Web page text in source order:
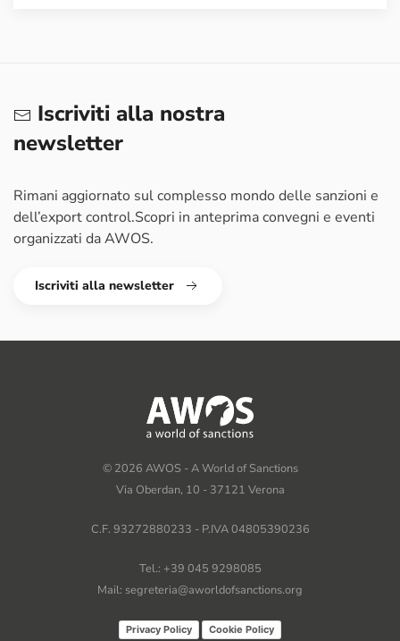
Iscriviti alla nostra
newsletter
Rimani aggiornato sul complesso mondo delle sanzioni e
dell’export control.Scopri in anteprima convegni e eventi
organizzati da AWOS.
Iscriviti alla newsletter
© 2026 AWOS - A World of Sanctions
Via Oberdan, 10 - 37121 Verona
C.F. 93272880233 - P.IVA 04805390236
Tel.: +39 045 9298085
Mail: segreteria@aworldofsanctions.org
Privacy Policy Cookie Policy